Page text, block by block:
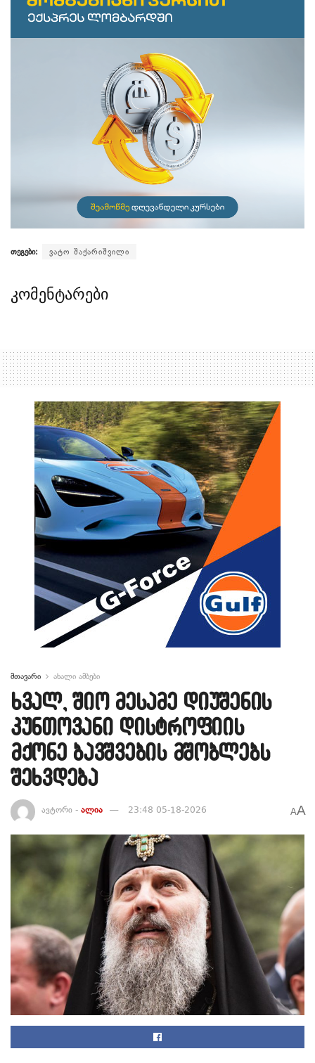
თეგები: ვატო შაქარიშვილი
კომენტარები
მთავარი ახალი ამბები
ხვალ, შიო მესამე დიუშენის
კუნთოვანი დისტროფიის
მქონე ბავშვების მშობლებს
შეხვდება
ავტორი - ალია 23:48 05-18-2026 AA